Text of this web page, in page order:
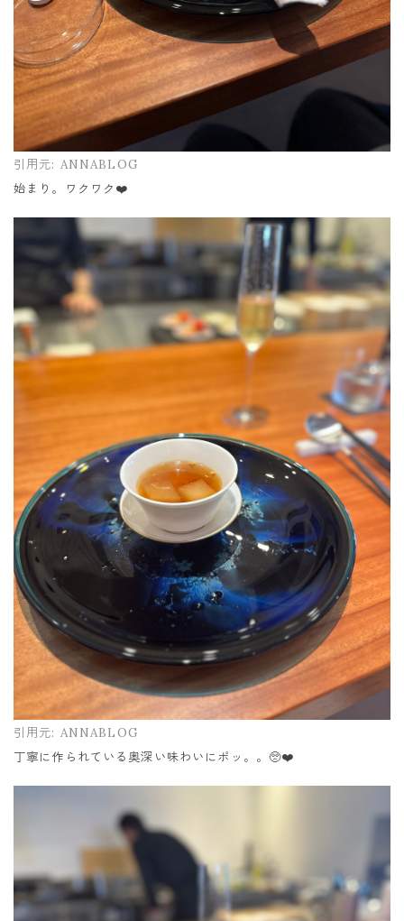
引用元: ANNABLOG
始まり。ワクワク❤️
引用元: ANNABLOG
丁寧に作られている奥深い味わいにポッ。。🥺❤️